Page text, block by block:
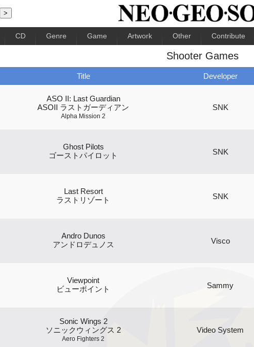
CD Genre Game Artwork Other Contribute
Shooter Games
Title Developer
ASO II: Last Guardian
ASOII ラストガーディアン
Alpha Mission 2
SNK
Ghost Pilots
ゴーストパイロット
SNK
Last Resort
ラストリゾート
SNK
Andro Dunos
アンドロデュノス
Visco
Viewpoint
ビューポイント
Sammy
Sonic Wings 2
ソニックウィングス 2
Aero Fighters 2
Video System